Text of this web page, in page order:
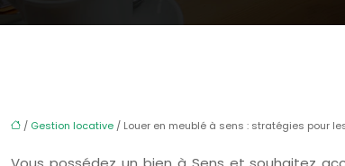
/ Gestion locative / Louer en meublé à sens : stratégies pour